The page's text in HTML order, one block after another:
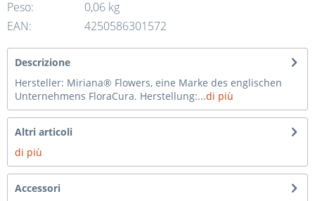
Peso:
0,06 kg
EAN:
4250586301572
Descrizione
Hersteller: Miriana® Flowers, eine Marke des englischen
Unternehmens FloraCura. Herstellung:...di più
Altri articoli
di più
Accessori